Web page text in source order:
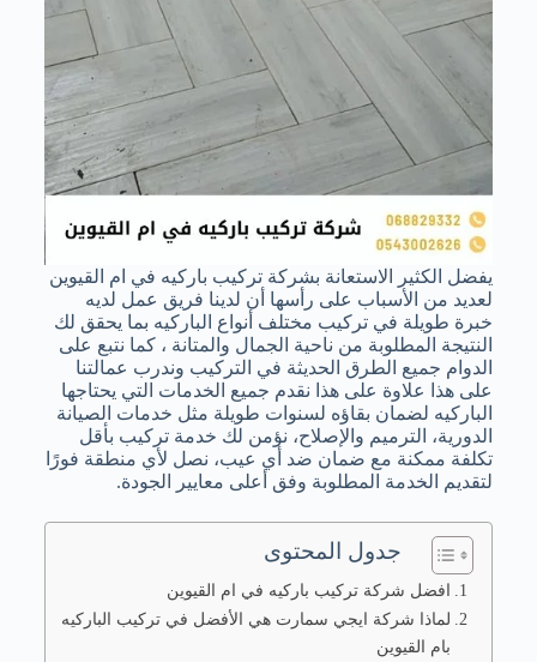
يفضل الكثير الاستعانة بشركة تركيب باركيه في ام القيوين
لعديد من الأسباب على رأسها أن لدينا فريق عمل لديه
خبرة طويلة في تركيب مختلف أنواع الباركيه بما يحقق لك
النتيجة المطلوبة من ناحية الجمال والمتانة ، كما نتبع على
الدوام جميع الطرق الحديثة في التركيب وندرب عمالتنا
على هذا علاوة على هذا نقدم جميع الخدمات التي يحتاجها
الباركيه لضمان بقاؤه لسنوات طويلة مثل خدمات الصيانة
الدورية، الترميم والإصلاح، نؤمن لك خدمة تركيب بأقل
تكلفة ممكنة مع ضمان ضد أي عيب، نصل لأي منطقة فورًا
لتقديم الخدمة المطلوبة وفق أعلى معايير الجودة.
جدول المحتوى
افضل شركة تركيب باركيه في ام القيوين
لماذا شركة ايجي سمارت هي الأفضل في تركيب الباركيه
بام القيوين